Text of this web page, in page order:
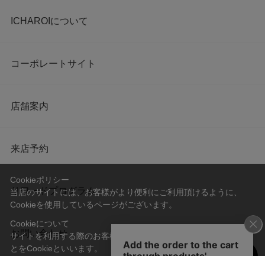
ICHAROIについて
コーポレートサイト
店舗案内
来店予約
リワードプログラム
お問い合わせ
Cookieポリシー
当店のサイトには、お客様がより便利にご利用頂けるように、
Cookieを使用しているページがございます。
Cookieについて
サイトを利用する際のお客様情報をPC上で記録管理する技術のこ
とをCookieといいます。